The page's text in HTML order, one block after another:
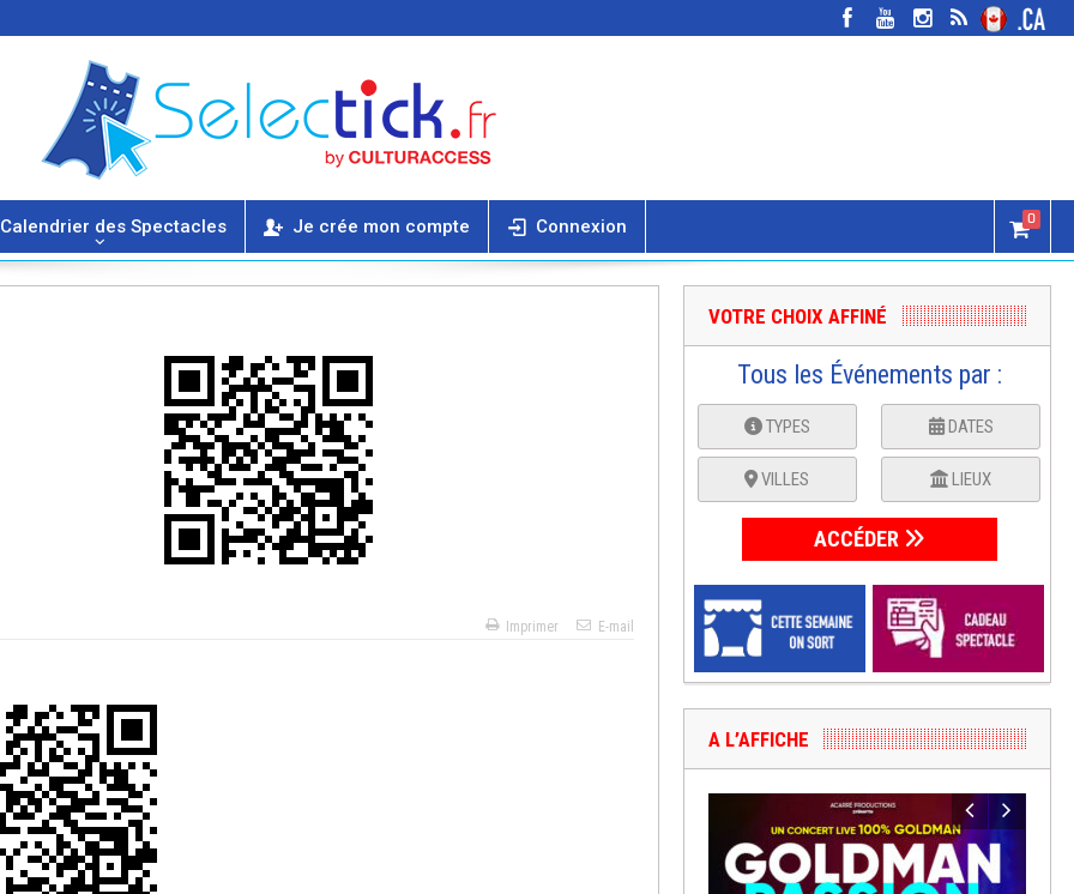
Calendrier des Spectacles Je crée mon compte Connexion 0
Imprimer E-mail
VOTRE CHOIX AFFINÉ
Tous les Événements par :
TYPES DATES
VILLES LIEUX
ACCÉDER
A L’AFFICHE